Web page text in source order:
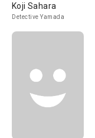
Koji Sahara
Detective Yamada